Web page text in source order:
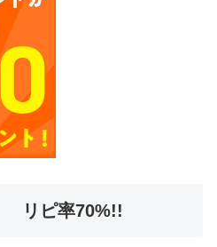
リピ率70%!!